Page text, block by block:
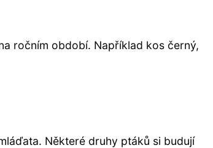
ročním období. Například kos černý,
Některé druhy ptáků si budují